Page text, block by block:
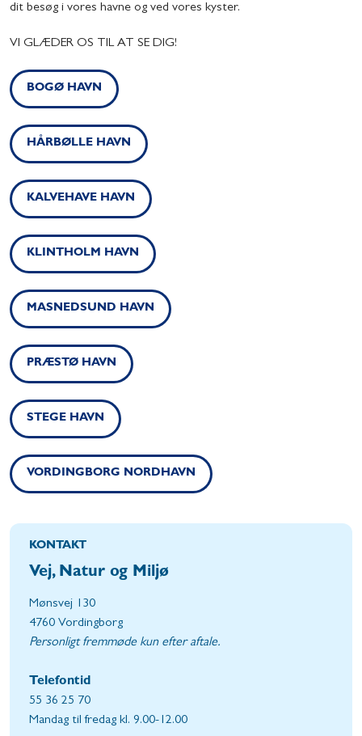
dit besøg i vores havne og ved vores kyster.
VI GLÆDER OS TIL AT SE DIG!
BOGØ HAVN
HÅRBØLLE HAVN
KALVEHAVE HAVN
KLINTHOLM HAVN
MASNEDSUND HAVN
PRÆSTØ HAVN
STEGE HAVN
VORDINGBORG NORDHAVN
KONTAKT
Vej, Natur og Miljø
Mønsvej 130
4760 Vordingborg
Personligt fremmøde kun efter aftale.
Telefontid
55 36 25 70
Mandag til fredag kl. 9.00-12.00